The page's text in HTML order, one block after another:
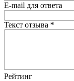
E-mail для ответа
Текст отзыва *
Рейтинг